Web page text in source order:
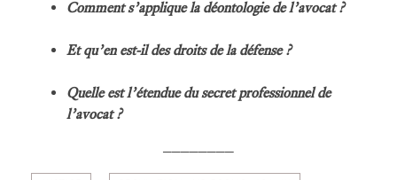
Comment s’applique la déontologie de l’avocat ?
Et qu’en est-il des droits de la défense ?
Quelle est l’étendue du secret professionnel de
l’avocat ?